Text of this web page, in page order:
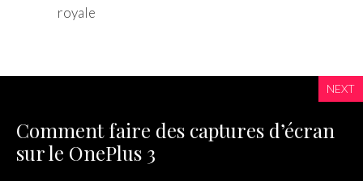
royale
NEXT
Comment faire des captures d’écran
sur le OnePlus 3